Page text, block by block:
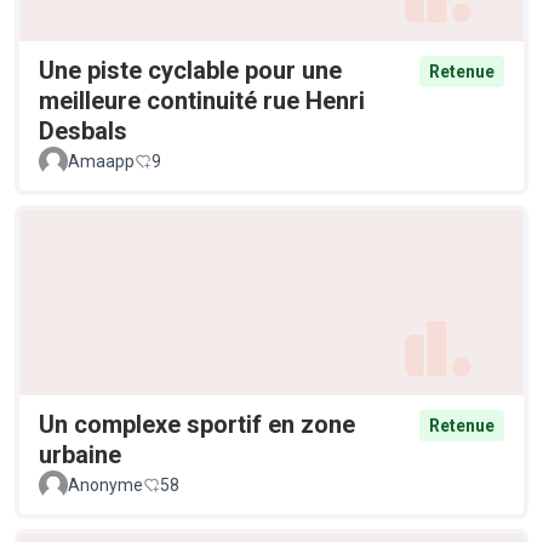
Une piste cyclable pour une
meilleure continuité rue Henri
Desbals
Retenue
Amaapp 9
Un complexe sportif en zone
urbaine
Retenue
Anonyme 58